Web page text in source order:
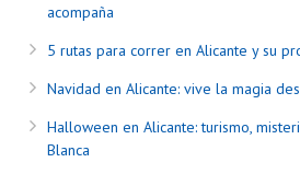
acompaña
5 rutas para correr en Alicante y su
Navidad en Alicante: vive la magia
Halloween en Alicante: turismo,
Blanca